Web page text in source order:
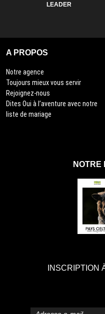
LEADER
A PROPOS
Notre agence
Toujours mieux vous servir
Rejoignez-nous
Dites Oui à l’aventure avec notre
liste de mariage
NOTRE
INSCRIPTION